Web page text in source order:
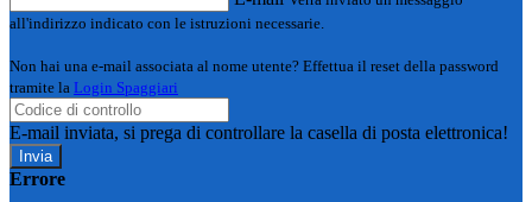
all'indirizzo indicato con le istruzioni necessarie.
Non hai una e-mail associata al nome utente? Effettua il reset della password
tramite la Login Spaggiari
E-mail inviata, si prega di controllare la casella di posta elettronica!
Errore